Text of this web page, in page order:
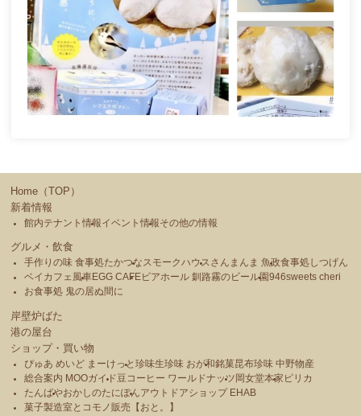
Home（TOP）
新着情報
館内テナント情報イベント情報その他の情報
グルメ・飲食
手作りの味 食事処たかつなスモークハウスさんまんま 魚政食事処しつげん
ベイカフェ風車EGG CAFE ビアホール 釧路霧のビール園946sweets cheri
お食事処 鬼の居ぬ間に
岸壁炉ばた
港の屋台
ショップ・買い物
ぴゅあ めいど まーけっと珍味生珍味 おが和銘菓昆布珍味 中野物産
総合案内 MOOガイド豆コーヒー ワールドナッツ 岡女堂本家 ピリカ
たんばやおかしのたにぽんアウトドアショップ EHAB
菓子製造室とコモノ販売【おと。】